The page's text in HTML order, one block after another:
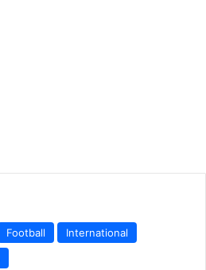
Football
International